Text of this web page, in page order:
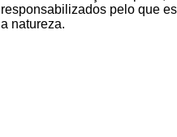
responsabilizados pelo que
a natureza.